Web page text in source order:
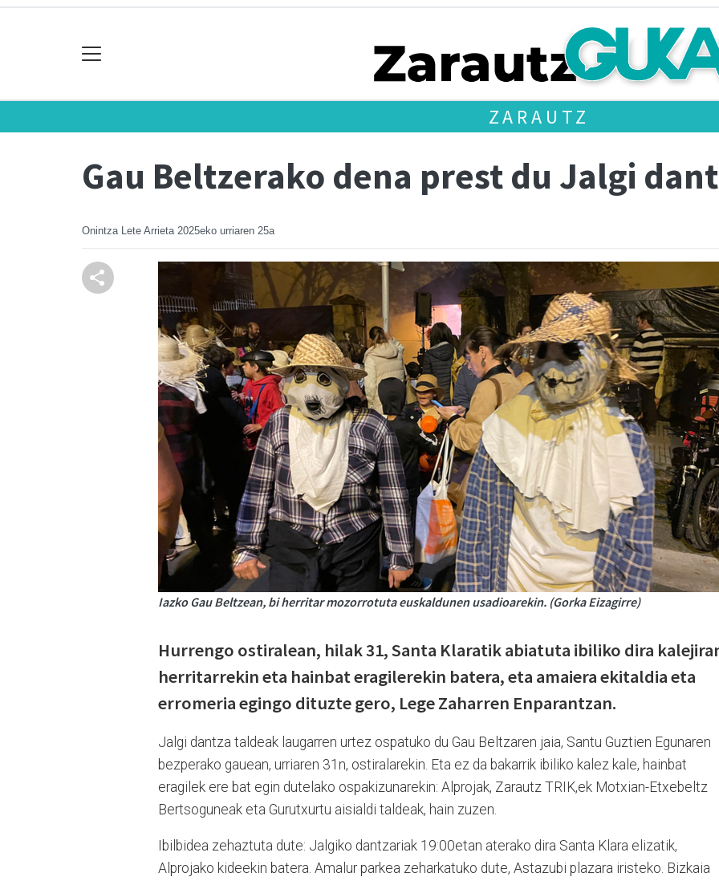
ZARAUTZ
Gau Beltzerako dena prest du Jalgi
Onintza Lete Arrieta 2025eko urriaren 25a
Iazko Gau Beltzean, bi herritar mozorrotuta euskaldunen usadioarekin. (Gorka Eizagirre)
Hurrengo ostiralean, hilak 31, Santa Klaratik abiatuta ibiliko dira
herritarrekin eta hainbat eragilerekin batera, eta amaiera ekitaldia eta
erromeria egingo dituzte gero, Lege Zaharren Enparantzan.
Jalgi dantza taldeak laugarren urtez ospatuko du Gau Beltzaren jaia, Santu Guztien Egunaren
bezperako gauean, urriaren 31n, ostiralarekin. Eta ez da bakarrik ibiliko kalez kale, hainbat
eragilek ere bat egin dutelako ospakizunarekin: Alprojak, Zarautz TRIK,ek Motxian-Etxebeltz
Bertsoguneak eta Gurutxurtu aisialdi taldeak, hain zuzen.
Ibilbidea zehaztuta dute: Jalgiko dantzariak 19:00etan aterako dira Santa Klara elizatik,
Alprojako kideekin batera. Amalur parkea zeharkatuko dute, Astazubi plazara iristeko. Bizkaia